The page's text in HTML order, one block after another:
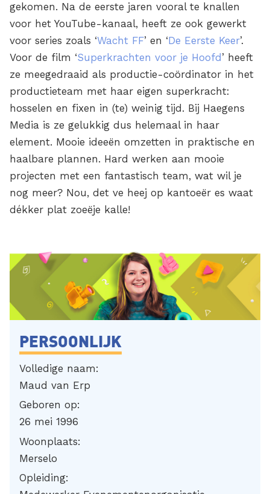
gekomen. Na de eerste jaren vooral te knallen
voor het YouTube-kanaal, heeft ze ook gewerkt
voor series zoals ‘Wacht FF’ en ‘De Eerste Keer’.
Voor de film ‘Superkrachten voor je Hoofd ’ heeft
ze meegedraaid als productie-coördinator in het
productieteam met haar eigen superkracht:
hosselen en fixen in (te) weinig tijd. Bij Haegens
Media is ze gelukkig dus helemaal in haar
element. Mooie ideeën omzetten in praktische en
haalbare plannen. Hard werken aan mooie
projecten met een fantastisch team, wat wil je
nog meer? Nou, det ve heej op kantoeër es waat
dékker plat zoeëje kalle!
PERSOONLIJK
Volledige naam:
Maud van Erp
Geboren op:
26 mei 1996
Woonplaats:
Merselo
Opleiding: